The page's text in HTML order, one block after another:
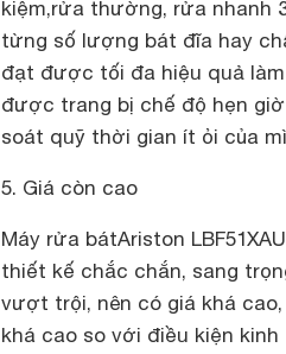
kiệm,rửa thường, rửa nhanh
từng số lượng bát đĩa hay
đạt được tối đa hiệu quả
được trang bị chế độ hẹn
soát quỹ thời gian ít ỏi của
5. Giá còn cao
Máy rửa bátAriston
thiết kế chắc chắn, sang
vượt trội, nên có giá khá
khá cao so với điều kiện